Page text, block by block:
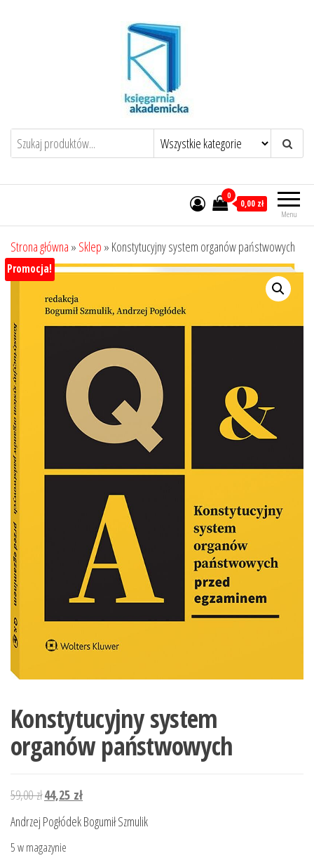
Menu
0
0,00 zł
Strona główna » Sklep » Konstytucyjny system organów państwowych
Promocja!
Konstytucyjny system
organów państwowych
59,00złPierwotna
cena
wynosiła:
59,00 zł.
44,25 złAktualna
cena
wynosi:
Andrzej Pogłódek Bogumił Szmulik
5 w magazynie